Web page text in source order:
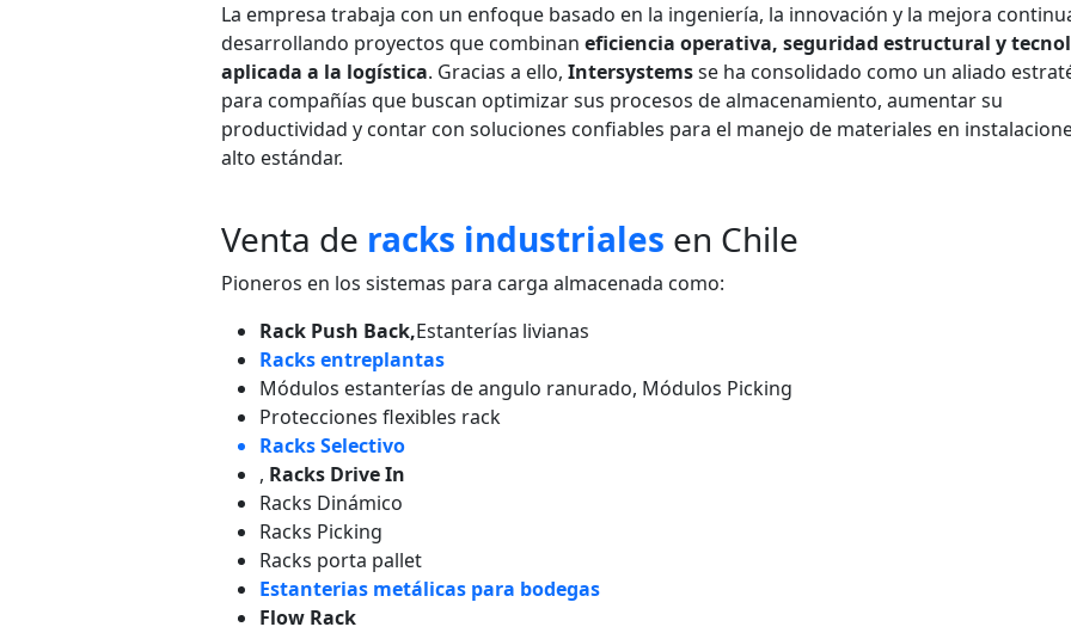
La empresa trabaja con un enfoque basado en la ingeniería, la innovación y la mejora
desarrollando proyectos que combinaneficiencia operativa, seguridad estructural y
aplicada a la logística. Gracias a ello,Intersystemsse ha consolidado como un aliado
para compañías que buscan optimizar sus procesos de almacenamiento, aumentar su
productividad y contar con soluciones confiables para el manejo de materiales en
alto estándar.
Venta de racks industriales en Chile
Pioneros en los sistemas para carga almacenada como:
Rack Push Back,Estanterías livianas
Racks entreplantas
Módulos estanterías de angulo ranurado, Módulos Picking
Protecciones flexibles rack
Racks Selectivo
, Racks Drive In
Racks Dinámico
Racks Picking
Racks porta pallet
Estanterias metálicas para bodegas
Flow Rack